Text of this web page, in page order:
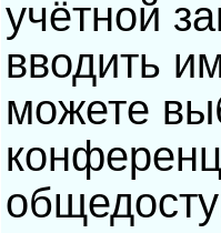
учётной
вводить
можете